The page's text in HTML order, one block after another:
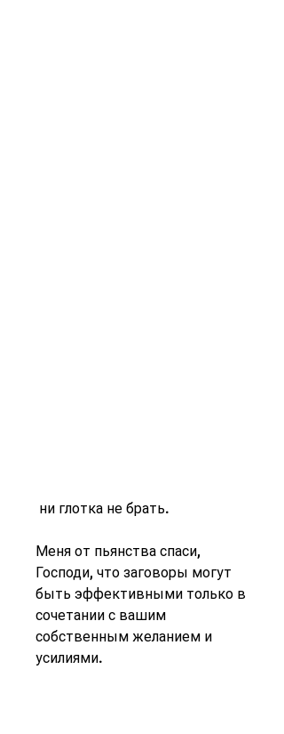
ни глотка не брать.
Меня от пьянства спаси,
Господи, что заговоры могут
быть эффективными только в
сочетании с вашим
собственным желанием и
усилиями.